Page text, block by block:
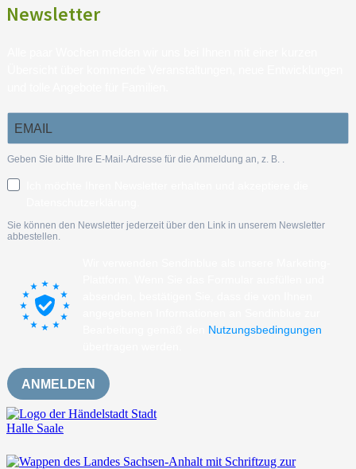
Newsletter
Geben Sie bitte Ihre E-Mail-Adresse für die Anmeldung an, z. B. .
Sie können den Newsletter jederzeit über den Link in unserem Newsletter
abbestellen.
Nutzungsbedingungen
ANMELDEN